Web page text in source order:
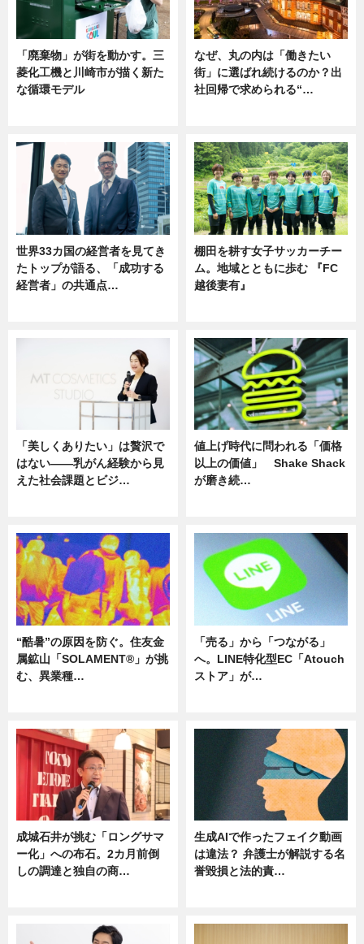
「廃棄物」が街を動かす。三
菱化工機と川崎市が描く新た
な循環モデル
なぜ、丸の内は「働きたい
街」に選ばれ続けるのか？出
社回帰で求められる“…
世界33カ国の経営者を見てき
たトップが語る、「成功する
経営者」の共通点…
棚田を耕す女子サッカーチー
ム。地域とともに歩む 『FC
越後妻有』
「美しくありたい」は贅沢で
はない――乳がん経験から見
えた社会課題とビジ…
値上げ時代に問われる「価格
以上の価値」 Shake Shack
が磨き続…
“酷暑”の原因を防ぐ。住友金
属鉱山「SOLAMENT®」が挑
む、異業種…
「売る」から「つながる」
へ。LINE特化型EC「Atouch
ストア」が…
成城石井が挑む「ロングサマ
ー化」への布石。2カ月前倒
しの調達と独自の商…
生成AIで作ったフェイク動画
は違法？ 弁護士が解説する名
誉毀損と法的責…